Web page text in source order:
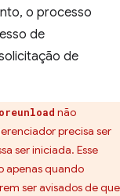
o processo
de
de
não
precisa ser
ser iniciada. Esse
apenas quando
ser avisados de que